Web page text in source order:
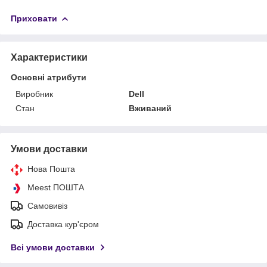
Приховати
Характеристики
Основні атрибути
Виробник
Dell
Стан
Вживаний
Умови доставки
Нова Пошта
Meest ПОШТА
Самовивіз
Доставка кур'єром
Всі умови доставки